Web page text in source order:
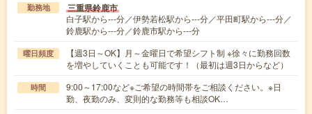
勤務地 三重県鈴鹿市
白子駅から---分／伊勢若松駅から---分／平田町駅から---分／
鈴鹿駅から---分／鈴鹿市駅から---分
曜日頻度
【週3日～OK】月～金曜日で希望シフト制 ※徐々に勤務回数
を増やしていくことも可能です！（最初は週3日からなど）
時間
9:00～17:00など※ご希望の時間帯をご相談ください。※日
勤、夜勤のみ、変則的な勤務等も相談OK…